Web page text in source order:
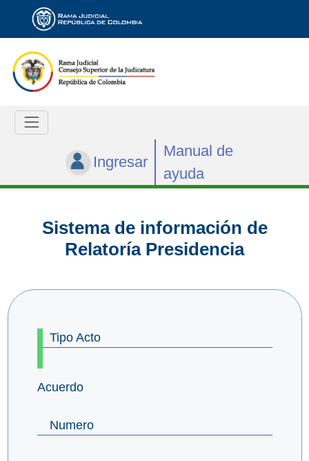
Ingresar
Manual de
ayuda
Sistema de información de
Relatoría Presidencia
Tipo Acto
Acuerdo
Numero